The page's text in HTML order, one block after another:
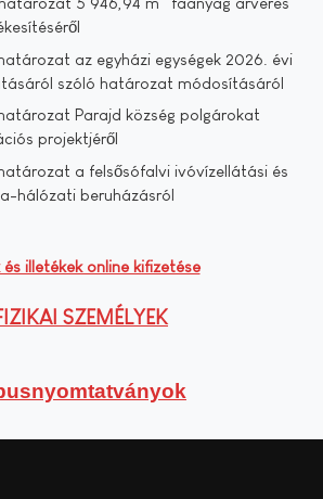
az egyházi egységek 2026. évi
szóló határozat módosításáról
Parajd község polgárokat
projektjéről
a felsősófalvi ivóvízellátási és
hálózati beruházásról
illetékek online kifizetése
SZEMÉLYEK